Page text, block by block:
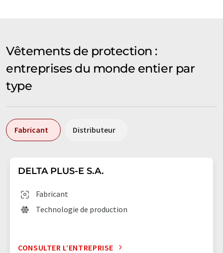
Vêtements de protection :
entreprises du monde entier par
type
Fabricant Distributeur
DELTA PLUS-E S.A.
Fabricant
Technologie de production
CONSULTER L’ENTREPRISE